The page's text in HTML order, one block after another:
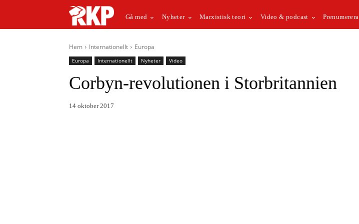
Gå med Nyheter Marxistisk teori Video & podcast Prenumerera
Hem Internationellt Europa
Europa Internationellt Nyheter Video
Corbyn-revolutionen i Storbritannien
14 oktober 2017